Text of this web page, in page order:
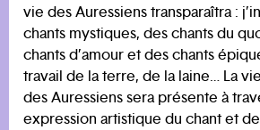
vie des Auressiens transparaîtra :
chants mystiques, des chants du
chants d’amour et des chants
travail de la terre, de la laine… La
des Auressiens sera présente à
expression artistique du chant et